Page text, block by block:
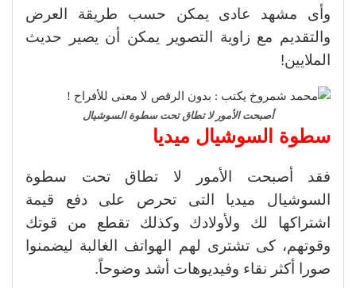
وأى مشهد عادى يمكن حسب طريقة العرض
والتقديم مع زاوية التصوير يمكن أن يصير حديث
الملايين!
أصبحت الأمور لا تطاق تحت سطوة السوشيال
سطوة السوشيال ميديا
فقد أصبحت الأمور لا تطاق تحت سطوة
السوشيال ميديا التى تحرص على دفع قيمة
اشتراكها لك ولأولادك وكذلك تقطع من قوتك
وقوتهم، كى تشترى لهم الهواتف الغالبة ليضمنوا
صورا أكثر نقاء وفيديوهات أشد وضوحاً.